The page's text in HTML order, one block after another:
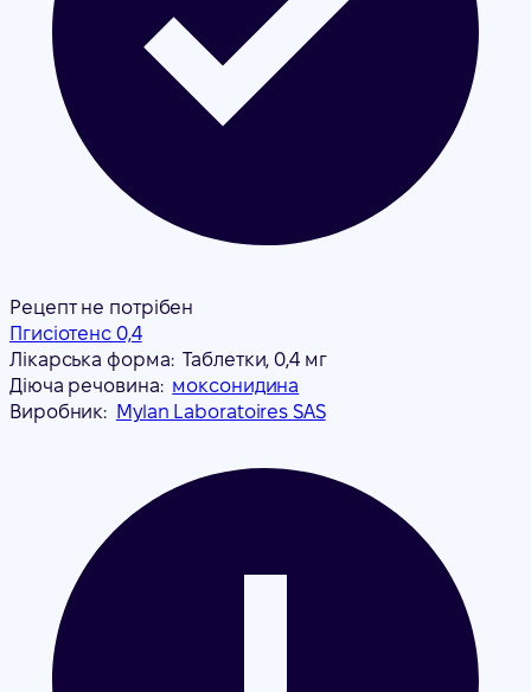
Рецепт не потрібен
Пгисіотенс 0,4
Лікарська форма: Таблетки, 0,4 мг
Діюча речовина: моксонидина
Виробник: Mylan Laboratoires SAS